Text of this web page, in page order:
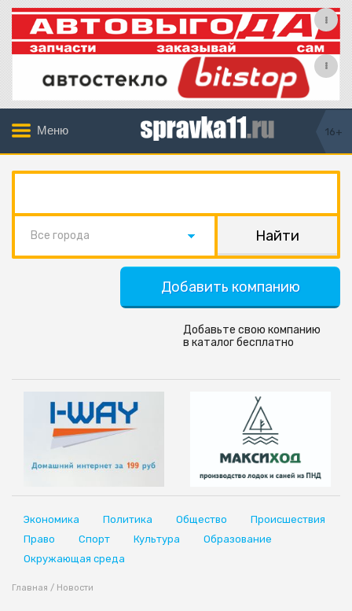
Меню 16+
Все города
Добавить компанию
Добавьте свою компанию
в каталог бесплатно
Экономика Политика Общество
Происшествия
Право
Спорт Культура
Образование
Окружающая среда
Главная / Новости